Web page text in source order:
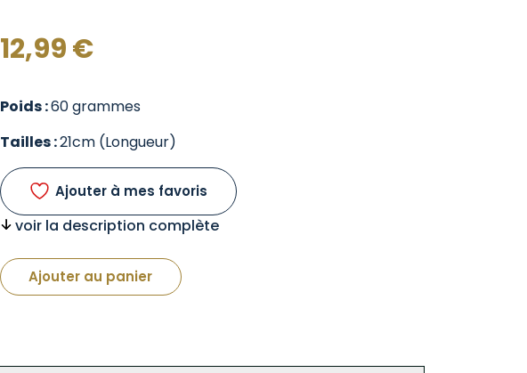
12,99€
Poids :60 grammes
Tailles :21cm (Longueur)
Ajouter à mes favoris
voir la description complète
Ajouter au panier